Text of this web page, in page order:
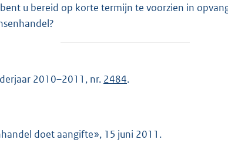
u bereid op korte termijn te voorzien in
2010–2011, nr. 2484.
doet aangifte», 15 juni 2011.